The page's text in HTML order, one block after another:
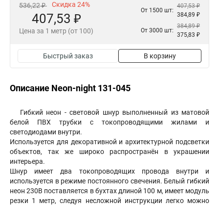
536,22 ₽ Скидка 24%
407,53 ₽
Цена за 1 метр (от 100)
От 1500 шт:
407,53 ₽
384,89 ₽
От 3000 шт:
384,89 ₽
375,83 ₽
Быстрый заказ В корзину
Описание Neon-night 131-045
Гибкий неон - световой шнур выполненный из матовой
белой ПВХ трубки с токопроводящими жилами и
светодиодами внутри.
Используется для декоративной и архитектурной подсветки
объектов, так же широко распространён в украшении
интерьера.
Шнур имеет два токопроводящих провода внутри и
используется в режиме постоянного свечения. Белый гибкий
неон 230В поставляется в бухтах длиной 100 м, имеет модуль
резки 1 метр, следуя несложной инструкции легко можно